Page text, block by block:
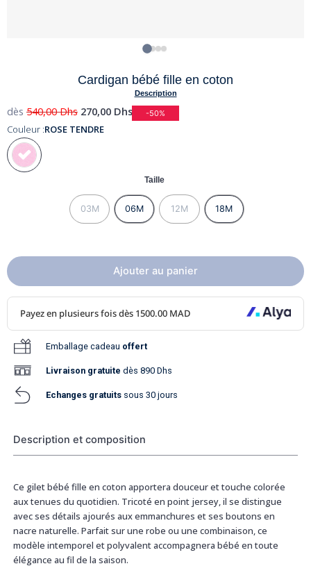
Cardigan bébé fille en coton
Description
dès 540,00Dhs 270,00 Dhs -50%
Couleur :ROSE TENDRE
Taille
03M 06M 12M 18M
Ajouter au panier
Emballage cadeau offert
Livraison gratuite dès 890 Dhs
Echanges gratuits sous 30 jours
Description et composition
Ce gilet bébé fille en coton apportera douceur et touche colorée
aux tenues du quotidien. Tricoté en point jersey, il se distingue
avec ses détails ajourés aux emmanchures et ses boutons en
nacre naturelle. Parfait sur une robe ou une combinaison, ce
modèle intemporel et polyvalent accompagnera bébé en toute
élégance au fil de la saison.